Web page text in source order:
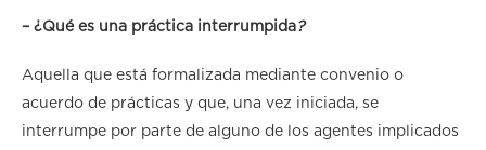
– ¿Qué es una práctica interrumpida?
Aquella que está formalizada mediante convenio o
acuerdo de prácticas y que, una vez iniciada, se
interrumpe por parte de alguno de los agentes implicados